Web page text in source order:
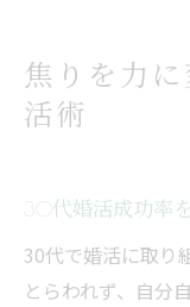
焦りを力
活術
30代婚活成功率
30代で婚活に取り
とらわれず、自分